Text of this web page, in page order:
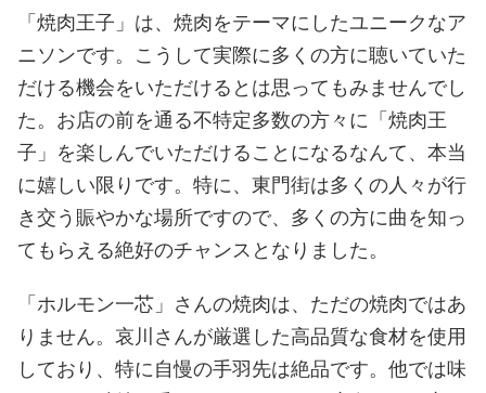
「焼肉王子」は、焼肉をテーマにしたユニークなア
ニソンです。こうして実際に多くの方に聴いていた
だける機会をいただけるとは思ってもみませんでし
た。お店の前を通る不特定多数の方々に「焼肉王
子」を楽しんでいただけることになるなんて、本当
に嬉しい限りです。特に、東門街は多くの人々が行
き交う賑やかな場所ですので、多くの方に曲を知っ
てもらえる絶好のチャンスとなりました。
「ホルモン一芯」さんの焼肉は、ただの焼肉ではあ
りません。哀川さんが厳選した高品質な食材を使用
しており、特に自慢の手羽先は絶品です。他では味